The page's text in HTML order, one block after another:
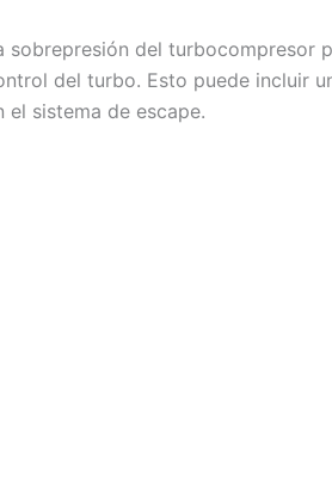
sobrepresión del turbocompresor
del turbo. Esto puede incluir
el sistema de escape.